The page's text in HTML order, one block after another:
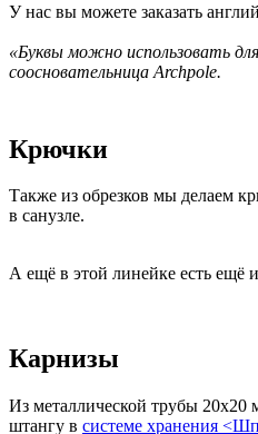
У нас вы можете заказать
«Буквы можно использовать
соосновательница Archpole.
Крючки
Также из обрезков мы делаем
в санузле.
А ещё в этой линейке есть ещё
Карнизы
Из металлической трубы 20х20
штангу в системе хранения